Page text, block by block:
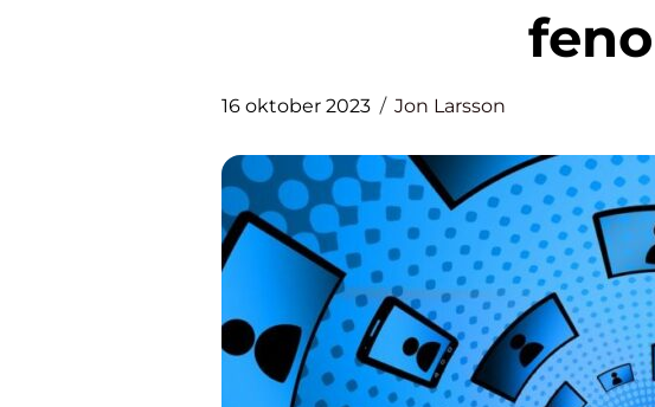
16 oktober 2023 Jon Larsson